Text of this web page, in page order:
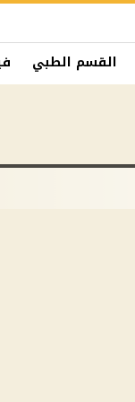
القسم الطبي